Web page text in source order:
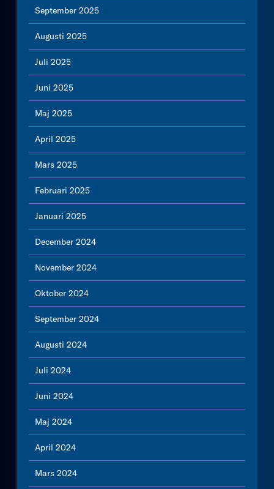
September 2025
Augusti 2025
Juli 2025
Juni 2025
Maj 2025
April 2025
Mars 2025
Februari 2025
Januari 2025
December 2024
November 2024
Oktober 2024
September 2024
Augusti 2024
Juli 2024
Juni 2024
Maj 2024
April 2024
Mars 2024